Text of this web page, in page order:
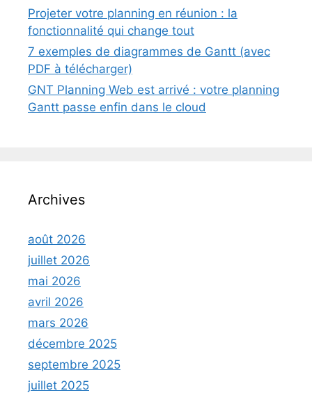
Projeter votre planning en réunion : la
fonctionnalité qui change tout
7 exemples de diagrammes de Gantt (avec
PDF à télécharger)
GNT Planning Web est arrivé : votre planning
Gantt passe enfin dans le cloud
Archives
août 2026
juillet 2026
mai 2026
avril 2026
mars 2026
décembre 2025
septembre 2025
juillet 2025